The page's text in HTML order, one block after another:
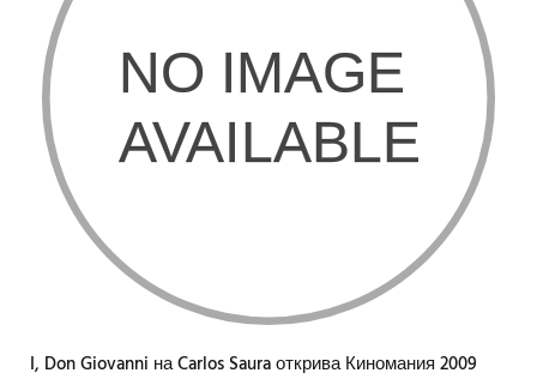
I, Don Giovanni на Carlos Saura открива Киномания 2009